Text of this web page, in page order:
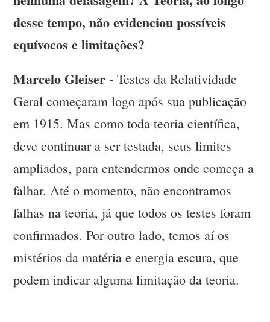
desse tempo, não evidenciou possíveis
equívocos e limitações?
Marcelo Gleiser -Testes da Relatividade
Geral começaram logo após sua publicação
em 1915. Mas como toda teoria científica,
deve continuar a ser testada, seus limites
ampliados, para entendermos onde começa a
falhar. Até o momento, não encontramos
falhas na teoria, já que todos os testes foram
confirmados. Por outro lado, temos aí os
mistérios da matéria e energia escura, que
podem indicar alguma limitação da teoria.